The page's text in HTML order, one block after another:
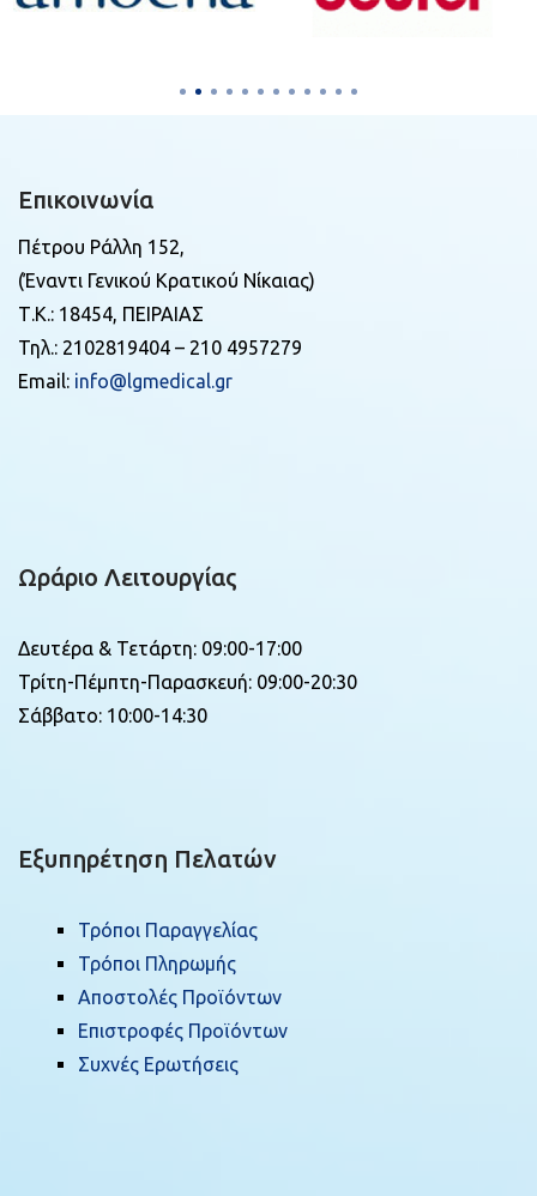
Επικοινωνία
Πέτρου Ράλλη 152,
(Έναντι Γενικού Κρατικού Νίκαιας)
Τ.Κ.: 18454, ΠΕΙΡΑΙΑΣ
Τηλ.: 2102819404 – 210 4957279
Email: info@lgmedical.gr
Ωράριο Λειτουργίας
Δευτέρα & Τετάρτη: 09:00-17:00
Τρίτη-Πέμπτη-Παρασκευή: 09:00-20:30
Σάββατο: 10:00-14:30
Εξυπηρέτηση Πελατών
Τρόποι Παραγγελίας
Τρόποι Πληρωμής
Αποστολές Προϊόντων
Επιστροφές Προϊόντων
Συχνές Ερωτήσεις